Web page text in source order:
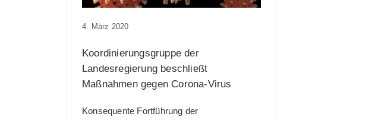
4. März 2020
Koordinierungsgruppe der
Landesregierung beschließt
Maßnahmen gegen Corona-Virus
Konsequente Fortführung der